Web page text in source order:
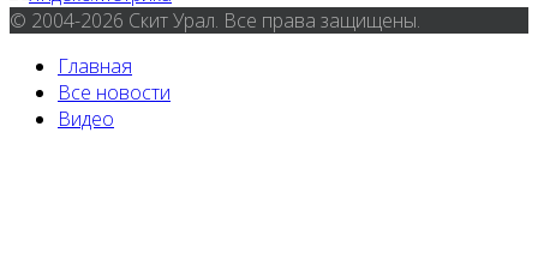
© 2004-2026 Скит Урал. Все права защищены.
Главная
Все новости
Видео